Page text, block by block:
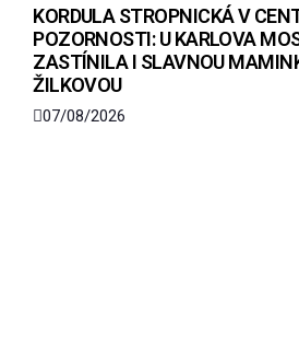
KORDULA STROPNICKÁ V
POZORNOSTI: U KARLOVA
ZASTÍNILA I SLAVNOU
ŽILKOVOU
07/08/2026